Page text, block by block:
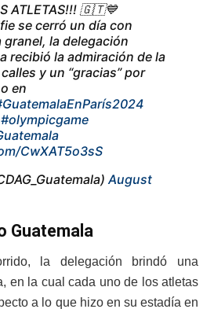
ATLETAS!!! 🇬🇹💙
se cerró un día con
granel, la delegación
recibió la admiración de la
y un “gracias” por
en
#olympicgame
CwXAT5o3sS
August
Guatemala
la delegación brindó una
en la cual cada uno de los atletas
a lo que hizo en su estadía en